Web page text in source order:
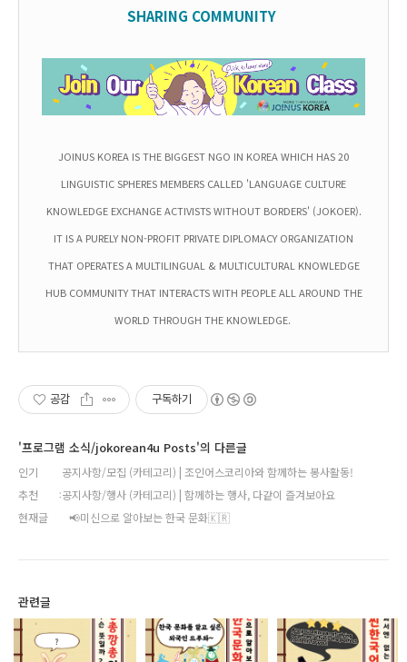
SHARING COMMUNITY
JOINUS KOREA IS THE BIGGEST NGO IN KOREA WHICH HAS 20
LINGUISTIC SPHERES MEMBERS CALLED 'LANGUAGE CULTURE
KNOWLEDGE EXCHANGE ACTIVISTS WITHOUT BORDERS' (JOKOER).
IT IS A PURELY NON-PROFIT PRIVATE DIPLOMACY ORGANIZATION
THAT OPERATES A MULTILINGUAL & MULTICULTURAL KNOWLEDGE
HUB COMMUNITY THAT INTERACTS WITH PEOPLE ALL AROUND THE
WORLD THROUGH THE KNOWLEDGE.
공감 구독하기
'프로그램 소식/jokorean4u Posts'의 다른글
인기
공지사항/모집 (카테고리) | 조인어스코리아와 함께하는 봉사활동!
추천
공지사항/행사 (카테고리) | 함께하는 행사, 다같이 즐겨보아요
현재글
📢미신으로 알아보는 한국 문화🇰🇷
관련글